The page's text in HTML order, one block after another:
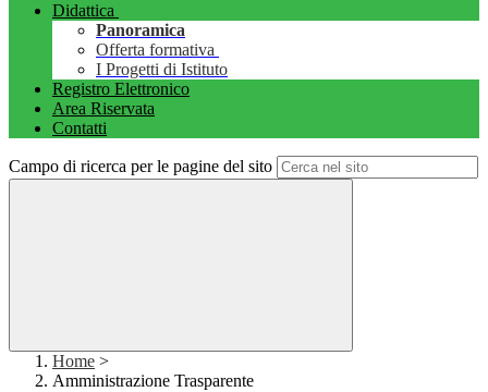
Didattica
Panoramica
Offerta formativa
I Progetti di Istituto
Registro Elettronico
Area Riservata
Contatti
Campo di ricerca per le pagine del sito
Home >
Amministrazione Trasparente